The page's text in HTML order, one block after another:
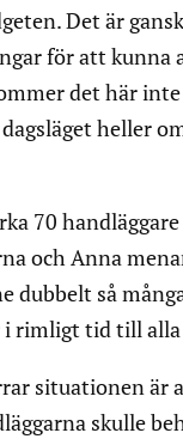
Det är
för att kunna
det här
heller
70
och Anna
dubbelt så
i rimligt tid till
situationen är
skulle